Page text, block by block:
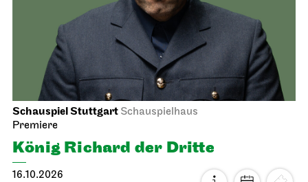
Schauspiel Stuttgart Schauspielhaus
Premiere
König Richard der Dritte
16.10.2026